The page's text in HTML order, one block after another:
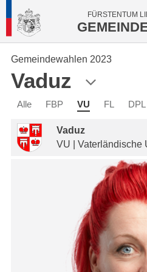
FÜRSTENTUM
Gemeindewahlen 2023
Vaduz
Alle FBP VU FL DPL
Vaduz
VU | Vaterländische